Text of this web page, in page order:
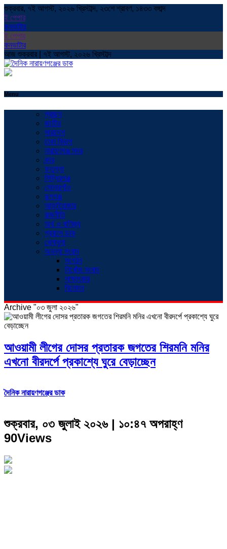
শুক্রবার, ৭ই আগস্ট, ২০২৬ খ্রিস্টাব্দ, ২৩শে শ্রাবণ, ১৪৩৩ বঙ্গাব্দ
ই পেপার
কনভাটার
ই পেপার
কনভাটার
আজ শুক্রবার | ৭ই আগস্ট, ২০২৬ খ্রিস্টাব্দ
Menu
প্রচ্ছদ
জাতীয়
সারাদেশ
ঢাকা বিভাগ
নারায়ণগঞ্জ সদর
বন্দর
ফতুল্লা
সিদ্ধিরগঞ্জ
সোনারগাঁও
রূপগঞ্জ
আড়াইহাজার
রাজনীতি
অর্থ ও বাণিজ্য
প্রবাসে ডাক
খেলাধুলা
অনন্যা সংবাদ
সংগঠন
নিখোঁজ সংবাদ
সাক্ষাৎকার
বিনোদন
Archive "০৩ জুলা ২০২৬"
আওয়ামী লীগের দোসর প্রতারক জগতের শিরমনি মনির
এখনো বীরদর্পে প্রকাশ্যে ঘুরে বেড়াচ্ছেন
দৈনিক নারায়ণগঞ্জের ডাক
শুক্রবার, ০৩ জুলাই ২০২৬ | ১০:৪৭ অপরাহ্ণ
90Views